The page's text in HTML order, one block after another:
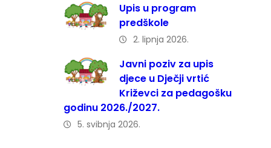
Upis u program
predškole
2. lipnja 2026.
Javni poziv za upis
djece u Dječji vrtić
Križevci za pedagošku
godinu 2026./2027.
5. svibnja 2026.